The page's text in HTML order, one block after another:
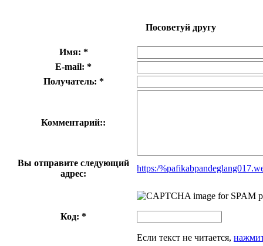
Посоветуй другу
Имя: *
E-mail: *
Получатель: *
Комментарий::
Вы отправите следующий
адрес:
https:/
Код: *
Если текст не читается,